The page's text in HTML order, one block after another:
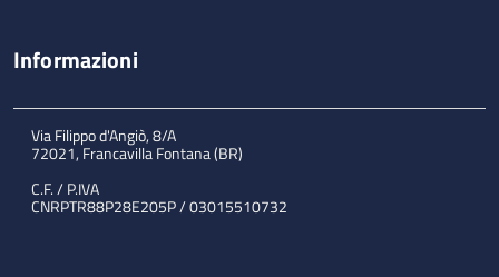
Informazioni
Via Filippo d'Angiò, 8/A
72021, Francavilla Fontana (BR)
C.F. / P.IVA
CNRPTR88P28E205P / 03015510732